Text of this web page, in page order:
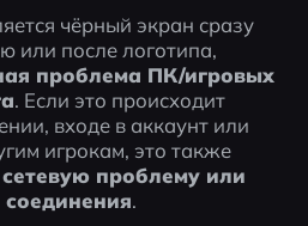
чёрный экран сразу
или после логотипа,
проблема ПК/игровых
. Если это происходит
входе в аккаунт или
игрокам, это также
сетевую проблему или
.